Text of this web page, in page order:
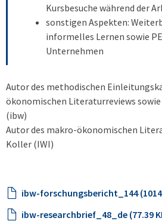
Kursbesuche während der
sonstigen Aspekten:
informelles Lernen sowie
Unternehmen
Autor des methodischen
ökonomischen Literatur­reviews sowie
(ibw)
Autor des makro-ökonomischen
Koller (IWI)
ibw-forschungsbericht_144
ibw-researchbrief_48_de (77.39